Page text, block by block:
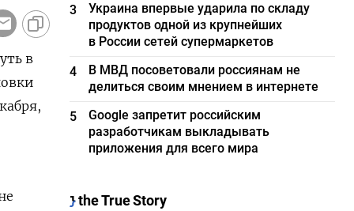
в
3
Украина впервые ударила по складу
продуктов одной из крупнейших
в России сетей супермаркетов
4
В МВД посоветовали россиянам не
делиться своим мнением в интернете
5
Google запретит российским
разработчикам выкладывать
приложения для всего мира